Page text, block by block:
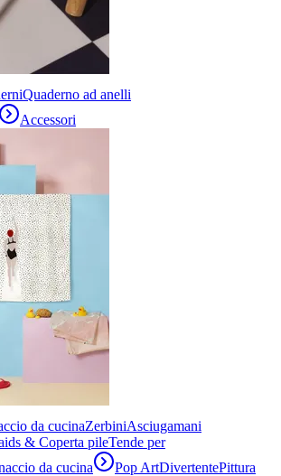
Quaderno ad anelli
Accessori
da cucinaZerbiniAsciugamani
& Coperta pileTende per
da cucina Pop ArtDivertentePittura